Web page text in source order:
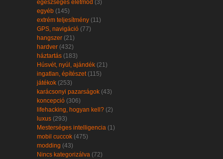
egészséges életmód (3)
egyéb (145)
extrém teljesítmény (11)
GPS, navigáció (77)
hangszer (21)
hardver (432)
háztartás (183)
Húsvét, nyúl, ajándék (21)
ingatlan, építészet (115)
játékok (253)
karácsonyi pazarságok (43)
koncepció (306)
lifehacking, hogyan kell? (2)
luxus (293)
Mesterséges intelligencia (1)
mobil cuccok (475)
modding (43)
Nincs kategorizálva (72)